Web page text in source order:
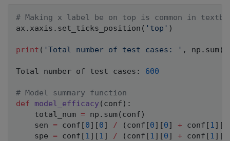
# Making x label be on top is common in
ax . xaxis . set_ticks_position ( 'top' )
print ( 'Total number of test cases: ' , np . sum(
Total number of test cases : 600
# Model summary function
def
model_efficacy ( conf ) :
    total_num
= np . sum( conf )
    sen
= conf [0] [0] / ( conf [0] [0] + conf [ 1] [
    spe
= conf [ 1] [ 1] / ( conf [ 1] [0] + conf [ 1] [